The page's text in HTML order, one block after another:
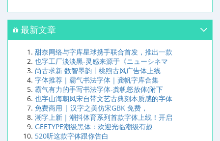
最新文章
甜奈网络与字库星球携手联合首发，推出一款
也字工厂淡淡黑-灵感来源于《ニューシネマ
尚古求新 数智墨韵丨桃煦古风广告体上线
字体推荐｜霸气书法字体｜龚帆字库合集
霸气有力的手写书法字体-龚帆怒放体(附下
也字山海朝凤宋自带文艺古典刻本质感的字体
免费商用 | 汉字之美仿宋GBK 免费，
潮字上新｜潮抖体育系列首款字体上线！开启
GEETYPE潮级黑体：欢迎光临潮级有趣
520听这款字体跟你告白